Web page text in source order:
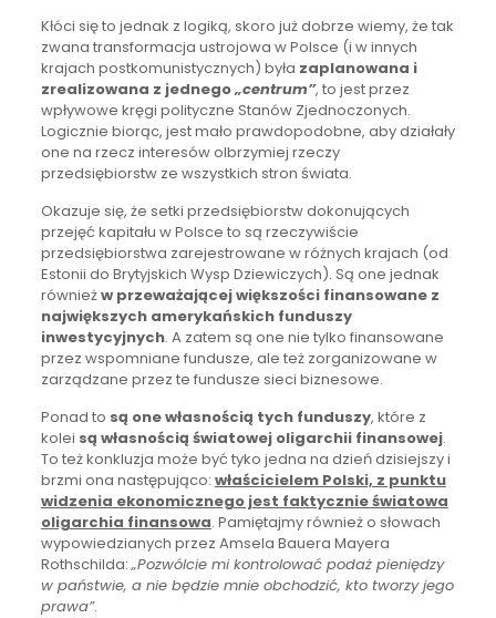
Kłóci się to jednak z logiką, skoro już dobrze wiemy, że tak
zwana transformacja ustrojowa w Polsce (i w innych
krajach postkomunistycznych) była zaplanowana i
zrealizowana z jednego„centrum”, to jest przez
wpływowe kręgi polityczne Stanów Zjednoczonych.
Logicznie biorąc, jest mało prawdopodobne, aby działały
one na rzecz interesów olbrzymiej rzeczy
przedsiębiorstw ze wszystkich stron świata.
Okazuje się, że setki przedsiębiorstw dokonujących
przejęć kapitału w Polsce to są rzeczywiście
przedsiębiorstwa zarejestrowane w różnych krajach (od
Estonii do Brytyjskich Wysp Dziewiczych). Są one jednak
równieżw przeważającej większości finansowane z
największych amerykańskich funduszy
inwestycyjnych. A zatem są one nie tylko finansowane
przez wspomniane fundusze, ale też zorganizowane w
zarządzane przez te fundusze sieci biznesowe.
Ponad to są one własnością tych funduszy, które z
kolei są własnością światowej oligarchii finansowej.
To też konkluzja może być tyko jedna na dzień dzisiejszy i
brzmi ona następująco: właścicielem Polski, z punktu
widzenia ekonomicznego jest faktycznie światowa
oligarchia finansowa. Pamiętajmy również o słowach
wypowiedzianych przez Amsela Bauera Mayera
Rothschilda:„Pozwólcie mi kontrolować podaż pieniędzy
w państwie, a nie będzie mnie obchodzić, kto tworzy jego
prawa”.